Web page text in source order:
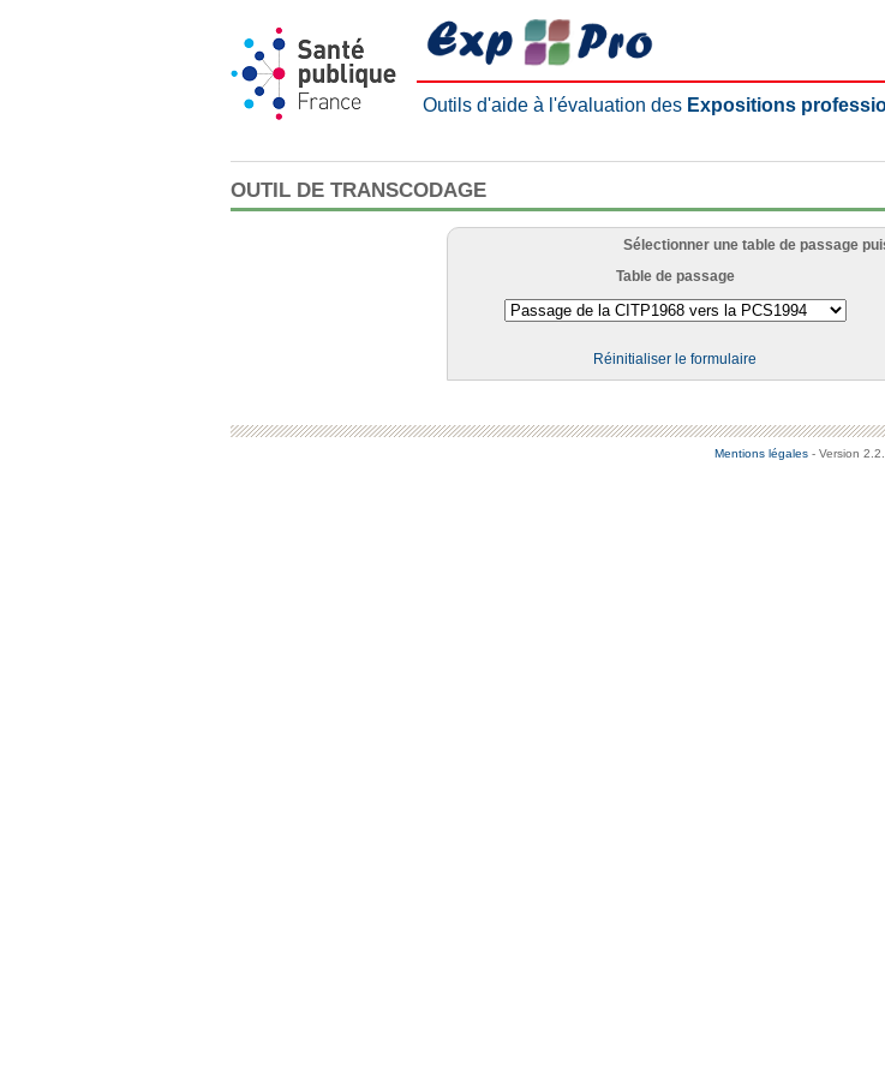
Outils d'aide à l'évaluation des Expositions
OUTIL DE TRANSCODAGE
Sélectionner une table de passage
Table de passage
Réinitialiser le formulaire
Mentions légales - Version